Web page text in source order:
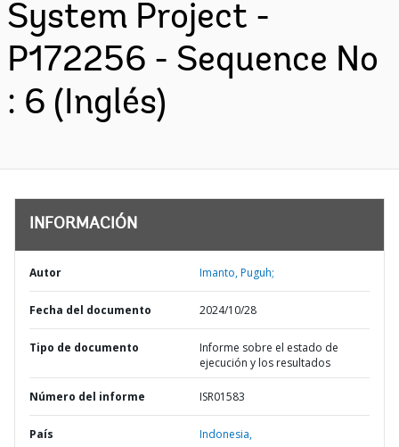
System Project -
P172256 - Sequence No
: 6 (Inglés)
INFORMACIÓN
Autor Imanto, Puguh;
Fecha del documento 2024/10/28
Tipo de documento
Informe sobre el estado de
ejecución y los resultados
Número del informe ISR01583
País Indonesia,